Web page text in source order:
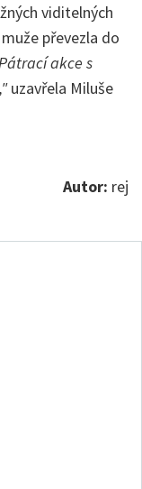
viditelných
převezla do
akce s
uzavřela Miluše
Autor: rej